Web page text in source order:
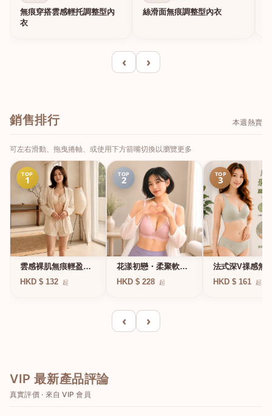
無痕穿搭雲感輕托調整型內
衣
絲滑面無痕調整型內衣
‹ ›
銷售排行 本週熱賣
可左右滑動、拖曳捲軸、或使用下方箭嘴切換以瀏覽更多
TOP
1
雲感裸肌無痕輕盈無
鋼圈內衣
HKD $ 132 起
TOP
2
花漾初戀・柔聚軟鋼
圈蕾絲內衣
HKD $ 228 起
TOP
3
法式深V祼感無
凍軟支撐條無鋼
HKD $ 161 起
‹ ›
VIP 最新產品評論
真實評價 · 來自 VIP 會員